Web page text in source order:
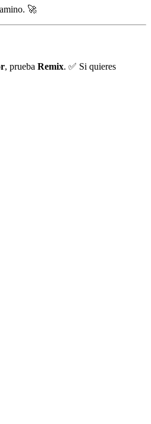
🚀
, prueba Remix. ✅ Si quieres